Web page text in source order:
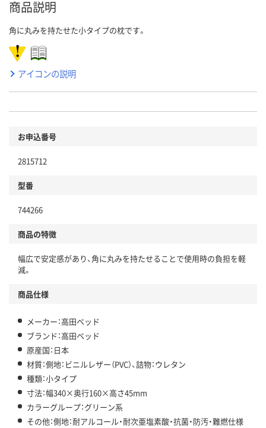
商品説明
角に丸みを持たせた小タイプの枕です。
アイコンの説明
お申込番号
2815712
型番
744266
商品の特徴
幅広で安定感があり、角に丸みを持たせることで使用時の負担を軽
減。
商品仕様
メーカー：高田ベッド
ブランド：高田ベッド
原産国：日本
材質：側地：ビニルレザー（PVC）、詰物：ウレタン
種類：小タイプ
寸法：幅340×奥行160×高さ45mm
カラーグループ：グリーン系
その他：側地：耐アルコール・耐次亜塩素酸・抗菌・防汚・難燃仕様